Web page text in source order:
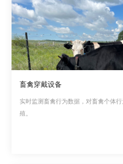
畜禽穿戴设备
实时监测畜禽行为数据，对畜禽个体
殖。